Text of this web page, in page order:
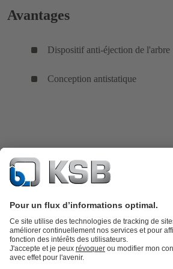
Avantages
Dispositif anti-éjection de l'arbre
Conception antistatique